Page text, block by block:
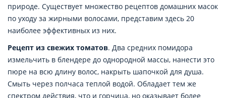
природе. Существует множество рецептов домашних масок
по уходу за жирными волосами, представим здесь 20
наиболее эффективных из них.
Рецепт из свежих томатов. Два средних помидора
измельчить в блендере до однородной массы, нанести это
пюре на всю длину волос, накрыть шапочкой для душа.
Смыть через полчаса теплой водой. Обладает тем же
спектром действия, что и горчица, но оказывает более